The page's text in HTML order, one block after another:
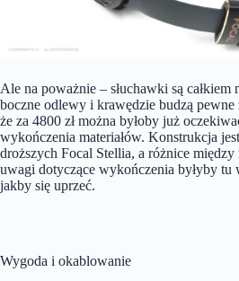
Ale na poważnie – słuchawki są
boczne odlewy i krawędzie budzą pewne
że za 4800 zł można byłoby już
wykończenia materiałów. Konstrukcja
droższych Focal Stellia, a różnice
uwagi dotyczące wykończenia byłyby tu
jakby się uprzeć.
Wygoda i okablowanie